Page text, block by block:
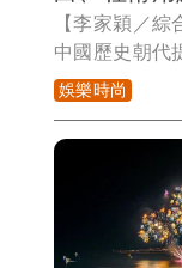
【李家穎／
中國歷史朝代
上不存在「順
「唐朝是鮮卑
人街都是後人
朝」劃分歷
各界熱議。
擊，直批相
還酸稱這是
娛樂時尚